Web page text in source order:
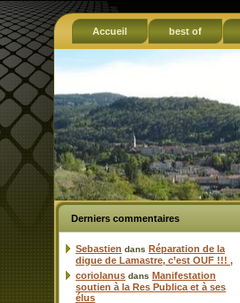
Accueil best of
Derniers commentaires
Sebastien dans Réparation de la
digue de Lamastre, c’est OUF !!! ,
coriolanus dans Manifestation
soutien à la Res Publica et à ses
élus